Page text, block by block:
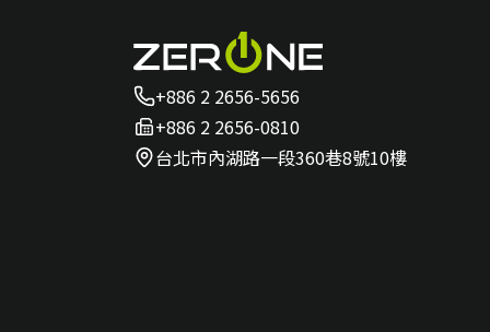
+886 2 2656-5656
+886 2 2656-0810
台北市內湖路一段360巷8號10樓